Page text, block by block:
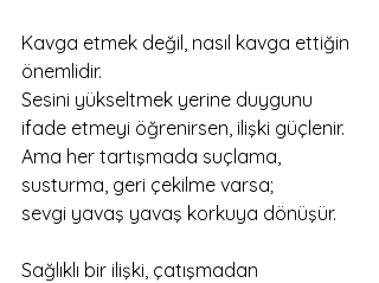
Kavga etmek değil, nasıl kavga ettiğin
önemlidir.
Sesini yükseltmek yerine duygunu
ifade etmeyi öğrenirsen, ilişki güçlenir.
Ama her tartışmada suçlama,
susturma, geri çekilme varsa;
sevgi yavaş yavaş korkuya dönüşür.
Sağlıklı bir ilişki, çatışmadan